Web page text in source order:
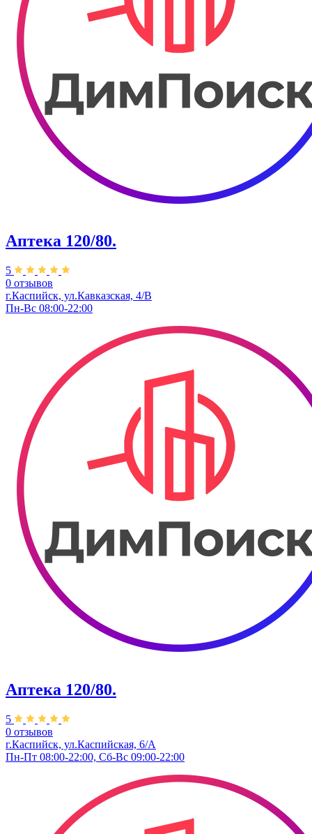
Аптека 120/80.
5
0 отзывов
г.Каспийск, ул.​Кавказская, 4/В
Пн-Вс 08:00-22:00
Аптека 120/80.
5
0 отзывов
г.Каспийск, ул.Каспийская, 6/А
Пн-Пт 08:00-22:00, Сб-Вс 09:00-22:00